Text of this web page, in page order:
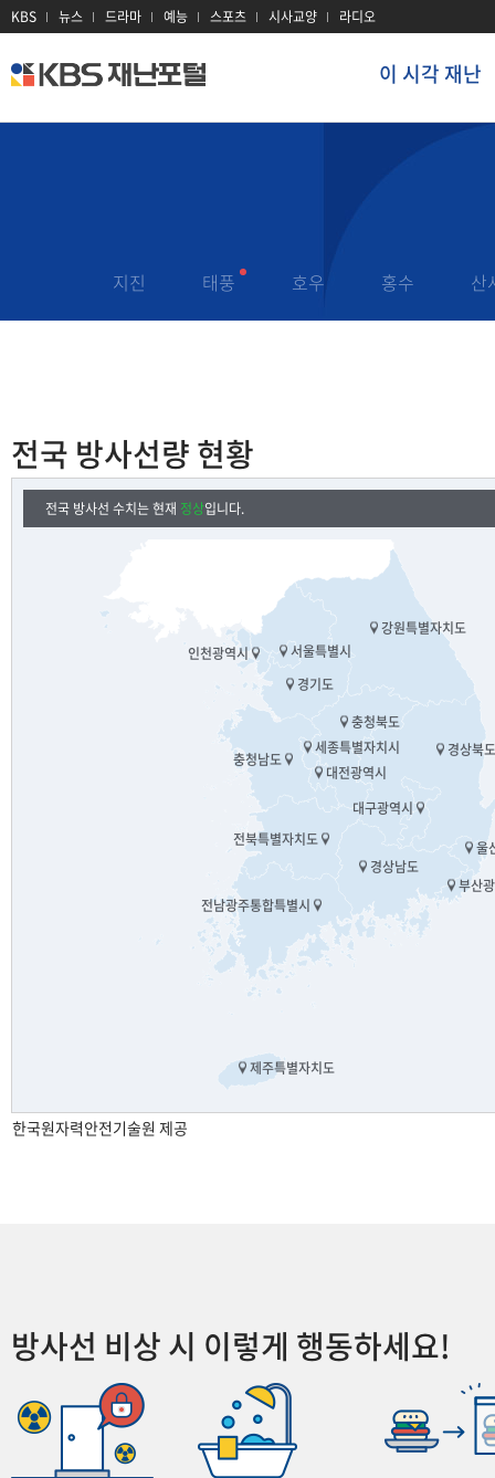
KBS 뉴스 드라마 예능 스포츠 시사교양 라디오
kbs
재
이 시각 재난
호우
폭염
대기오염
감염병
방사선
재난문자
과거 재난기록
지진 태풍 호우 홍수 산
전국 방사선량 현황
전국 방사선 수치는 현재 정상입니다.
서울특별시
부산
대구광역시
인천광역시
대전광역시
울
경기도
강원특별자치도
충청북도
충청남도
전북특별자치도
전남광주통합특별시
경상북도
경상남도
제주특별자치도
세종특별자치시
한국원자력안전기술원 제공
방사선 비상 시 이렇게 행동하세요!